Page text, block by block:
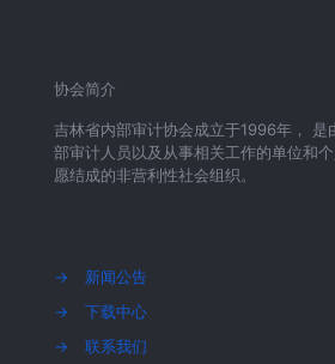
协会简介
吉林省内部审计协会成立于1996年， 是
部审计人员以及从事相关工作的单位和
愿结成的非营利性社会组织。
→
新闻公告
→
下载中心
→
联系我们